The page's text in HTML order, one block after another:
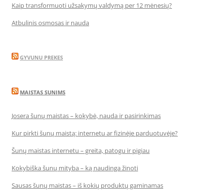
Kaip transformuoti užsakymų valdymą per 12 mėnesių?
Atbulinis osmosas ir nauda
GYVUNU PREKES
MAISTAS SUNIMS
Josera šunų maistas – kokybė, nauda ir pasirinkimas
Kur pirkti šunų maistą: internetu ar fizinėje parduotuvėje?
Šunų maistas internetu – greita, patogu ir pigiau
Kokybiška šunų mityba – ką naudinga žinoti
Sausas šunų maistas – iš kokių produktų gaminamas